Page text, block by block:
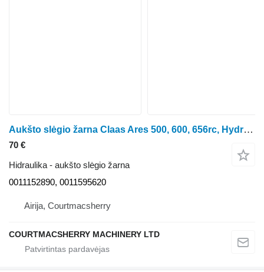
Aukšto slėgio žarna Claas Ares 500, 600, 656rc, Hydraulic Control Cable 0011152890, 001159 ratinio traktoriaus
70 €
Hidraulika - aukšto slėgio žarna
0011152890, 0011595620
Airija, Courtmacsherry
COURTMACSHERRY MACHINERY LTD